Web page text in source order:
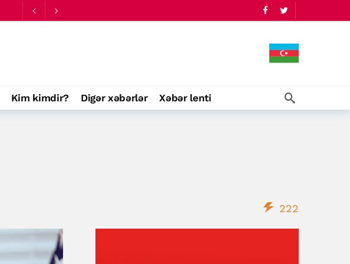
Kim kimdir? Digər xəbərlər Xəbər lenti
222